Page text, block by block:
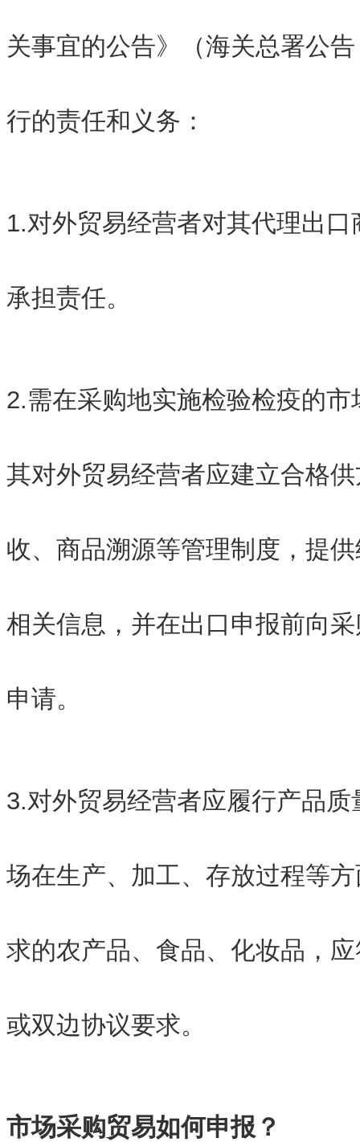
关事宜的公告》（海关总署公
行的责任和义务：
1.对外贸易经营者对其代理出
承担责任。
2.需在采购地实施检验检疫的
其对外贸易经营者应建立合格
收、商品溯源等管理制度，提
相关信息，并在出口申报前向
申请。
3.对外贸易经营者应履行产品
场在生产、加工、存放过程等
求的农产品、食品、化妆品，
或双边协议要求。
市场采购贸易如何申报？